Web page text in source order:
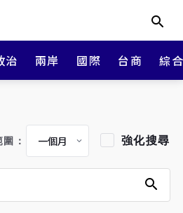
治 兩岸 國際 台商 綜
： 強化搜尋